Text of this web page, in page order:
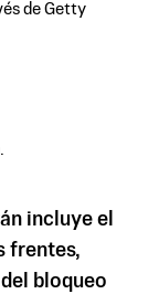
de Getty
incluye el
frentes,
bloqueo